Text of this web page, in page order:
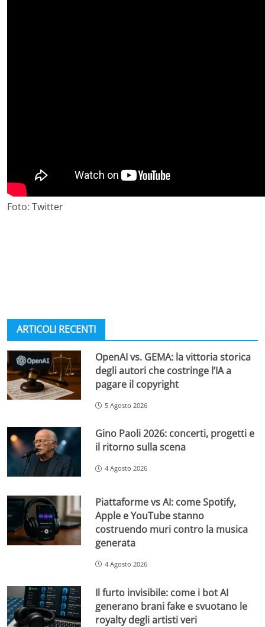
Foto: Twitter
ARTICOLI RECENTI
OpenAI vs. GEMA: la vittoria storica
degli autori che costringe l’IA a
pagare il copyright
5 Agosto 2026
Gino Paoli 2026: concerti, progetti e
il ritorno sulla scena
4 Agosto 2026
Piattaforme vs AI: come Spotify,
Apple e YouTube stanno
costruendo muri contro la musica
generata
4 Agosto 2026
Il furto invisibile: come i bot AI
generano brani fake e svuotano le
royalty degli artisti veri